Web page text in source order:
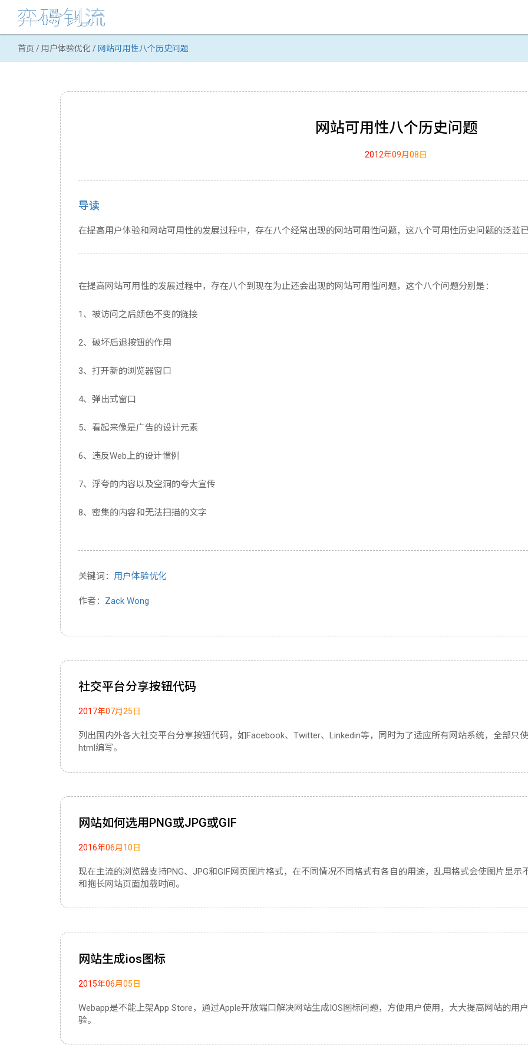
首页 / 用户体验优化 / 网站可用性八个历史问题
网站可用性八个历史问题
2012年09月08日
导读
在提高用户体验和网站可用性的发展过程中，存在八个经常出现的网站可用性问题，这八个可用性历史问题的泛滥
在提高网站可用性的发展过程中，存在八个到现在为止还会出现的网站可用性问题，这个八个问题分别是：
1、被访问之后颜色不变的链接
2、破坏后退按钮的作用
3、打开新的浏览器窗口
4、弹出式窗口
5、看起来像是广告的设计元素
6、违反Web上的设计惯例
7、浮夸的内容以及空洞的夸大宣传
8、密集的内容和无法扫描的文字
关键词： 用户体验优化
作者： Zack Wong
社交平台分享按钮代码
2017年07月25日
列出国内外各大社交平台分享按钮代码，如Facebook、Twitter、Linkedin等，同时为了适应所有网站系统，全部只
html编写。
网站如何选用PNG或JPG或GIF
2016年06月10日
现在主流的浏览器支持PNG、JPG和GIF网页图片格式，在不同情况不同格式有各自的用途，乱用格式会使图片显示
和拖长网站页面加载时间。
网站生成ios图标
2015年06月05日
Webapp是不能上架App Store，通过Apple开放端口解决网站生成IOS图标问题，方便用户使用，大大提高网站的用
验。